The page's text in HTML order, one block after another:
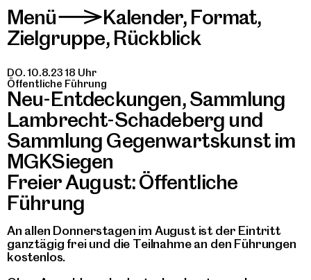
Menü>Kalender, Format,
Zielgruppe, Rückblick
DO. 10.8.23 18 Uhr
Öffentliche Führung
Neu-Entdeckungen, Sammlung
Lambrecht-Schadeberg und
Sammlung Gegenwartskunst im
MGKSiegen
Freier August: Öffentliche
Führung
An allen Donnerstagen im August ist der Eintritt
ganztägig frei und die Teilnahme an den Führungen
kostenlos.